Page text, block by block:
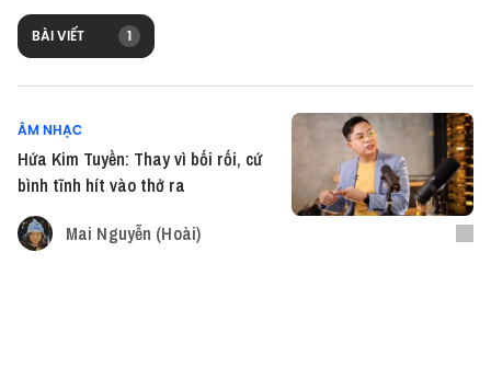
BÀI VIẾT 1
ÂM NHẠC
Hứa Kim Tuyền: Thay vì bối rối, cứ
bình tĩnh hít vào thở ra
Mai Nguyễn (Hoài)